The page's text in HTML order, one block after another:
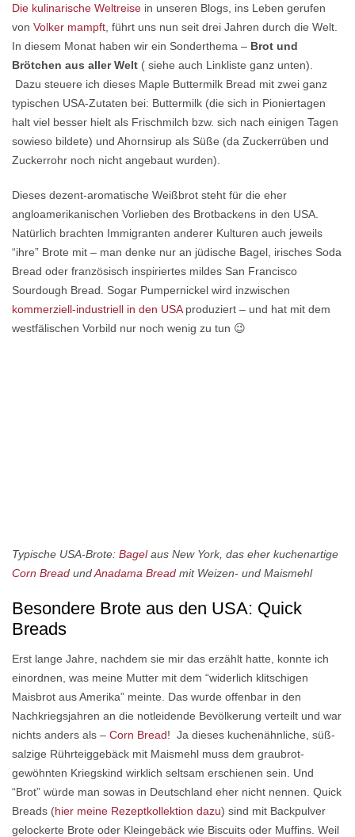
Die kulinarische Weltreise in unseren Blogs, ins Leben gerufen
von Volker mampft , führt uns nun seit drei Jahren durch die Welt.
In diesem Monat haben wir ein Sonderthema – Brot und
Brötchen aus aller Welt ( siehe auch Linkliste ganz unten).
Dazu steuere ich dieses Maple Buttermilk Bread mit zwei ganz
typischen USA-Zutaten bei: Buttermilk (die sich in Pioniertagen
halt viel besser hielt als Frischmilch bzw. sich nach einigen Tagen
sowieso bildete) und Ahornsirup als Süße (da Zuckerrüben und
Zuckerrohr noch nicht angebaut wurden).
Dieses dezent-aromatische Weißbrot steht für die eher
angloamerikanischen Vorlieben des Brotbackens in den USA.
Natürlich brachten Immigranten anderer Kulturen auch jeweils
“ihre” Brote mit – man denke nur an jüdische Bagel, irisches Soda
Bread oder französisch inspiriertes mildes San Francisco
Sourdough Bread. Sogar Pumpernickel wird inzwischen
kommerziell-industriell in den USAproduziert – und hat mit dem
westfälischen Vorbild nur noch wenig zu tun 😉
Typische USA-Brote: Bagelaus New York, das eher kuchenartige
Corn Bread undAnadama Bread mit Weizen- und Maismehl
Besondere Brote aus den USA: Quick
Breads
Erst lange Jahre, nachdem sie mir das erzählt hatte, konnte ich
einordnen, was meine Mutter mit dem “widerlich klitschigen
Maisbrot aus Amerika” meinte. Das wurde offenbar in den
Nachkriegsjahren an die notleidende Bevölkerung verteilt und war
nichts anders als – Corn Bread! Ja dieses kuchenähnliche, süß-
salzige Rührteiggebäck mit Maismehl muss dem graubrot-
gewöhnten Kriegskind wirklich seltsam erschienen sein. Und
“Brot” würde man sowas in Deutschland eher nicht nennen. Quick
Breads (hier meine Rezeptkollektion dazu) sind mit Backpulver
gelockerte Brote oder Kleingebäck wie Biscuits oder Muffins. Weil